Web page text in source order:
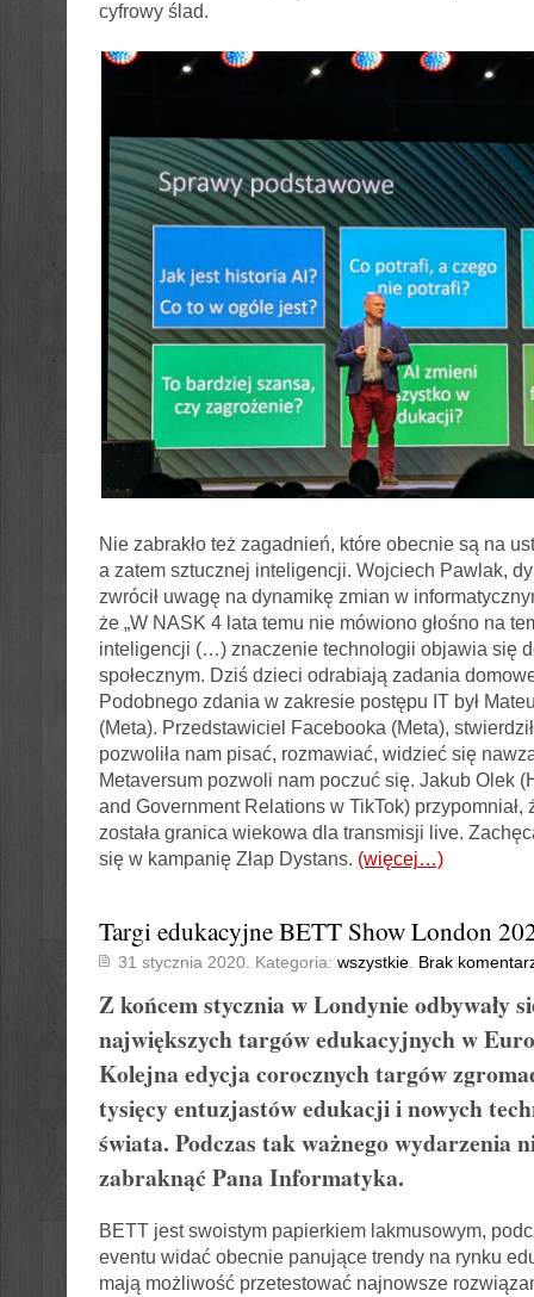
cyfrowy ślad.
Nie zabrakło też zagadnień, które obecnie są na
a zatem sztucznej inteligencji. Wojciech Pawlak,
zwrócił uwagę na dynamikę zmian w
że „W NASK 4 lata temu nie mówiono głośno na
inteligencji (…) znaczenie technologii objawia się
społecznym. Dziś dzieci odrabiają zadania
Podobnego zdania w zakresie postępu IT był
(Meta). Przedstawiciel Facebooka (Meta),
pozwoliła nam pisać, rozmawiać, widzieć się
Metaversum pozwoli nam poczuć się. Jakub Olek
and Government Relations w TikTok) przypomniał,
została granica wiekowa dla transmisji live.
się w kampanię Złap Dystans. (więcej…)
Targi edukacyjne BETT Show London
31 stycznia 2020. Kategoria: wszystkie. Brak
Z końcem stycznia w Londynie odbywały
największych targów edukacyjnych w
Kolejna edycja corocznych targów
tysięcy entuzjastów edukacji i nowych
świata. Podczas tak ważnego wydarzenia
zabraknąć Pana Informatyka.
BETT jest swoistym papierkiem lakmusowym,
eventu widać obecnie panujące trendy na rynku
mają możliwość przetestować najnowsze